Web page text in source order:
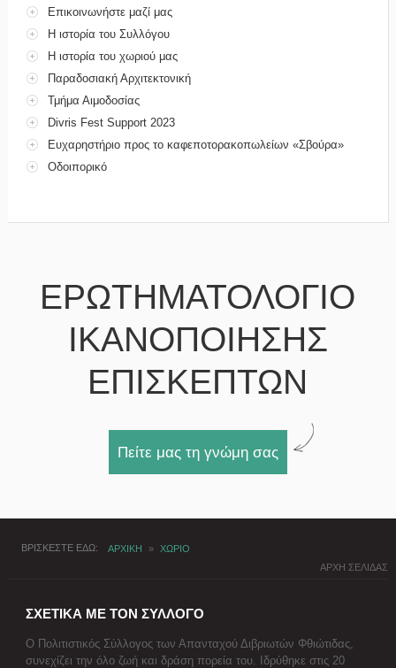
Επικοινωνήστε μαζί μας
Η ιστορία του Συλλόγου
Η ιστορία του χωριού μας
Παραδοσιακή Αρχιτεκτονική
Τμήμα Αιμοδοσίας
Divris Fest Support 2023
Ευχαρηστήριο προς το καφεποτορακοπωλείων «Σβούρα»
Οδοιπορικό
ΕΡΩΤΗΜΑΤΟΛΟΓΙΟ
ΙΚΑΝΟΠΟΙΗΣΗΣ
ΕΠΙΣΚΕΠΤΩΝ
Πείτε μας τη γνώμη σας
ΒΡΙΣΚΕΣΤΕ ΕΔΩ ΑΡΧΙΚΗ » ΧΩΡΙΟ
ΑΡΧΗ ΣΕΛΙΔΑΣ
ΣΧΕΤΙΚΑ ΜΕ ΤΟΝ ΣΥΛΛΟΓΟ
Ο Πολιτιστικός Σύλλογος των Απανταχού Διβριωτών Φθιώτιδας,
συνεχίζει την όλο ζωή και δράση πορεία του. Ιδρύθηκε στις 20